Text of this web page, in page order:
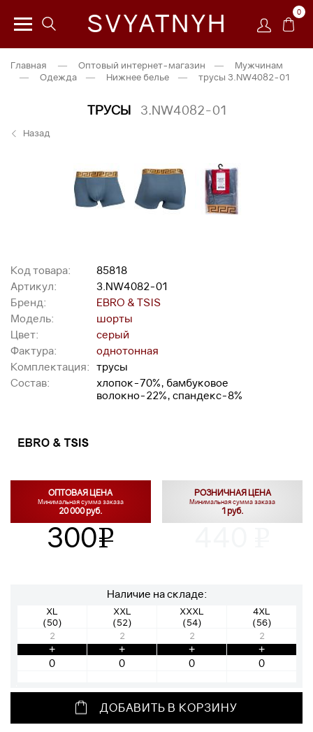
SVYATNYH 0
Главная — Оптовый интернет-магазин —
Мужчинам
—
Одежда — Нижнее белье — трусы 3.NW4082-01
ТРУСЫ 3.NW4082-01
Назад
Код товара:
85818
Артикул:
3.NW4082-01
Бренд:
EBRO & TSIS
Модель:
шорты
Цвет:
серый
Фактура:
однотонная
Комплектация:
трусы
Состав:
хлопок-70%, бамбуковое
волокно-22%, спандекс-8%
ОПТОВАЯ ЦЕНА
Минимальная сумма заказа
20 000 руб.
300v
РОЗНИЧНАЯ ЦЕНА
Минимальная сумма заказа
1 руб.
Наличие на складе:
XL
(50)
XXL
(52)
XXXL
(54)
4XL
(56)
2
+
2
+
2
+
2
+
ДОБАВИТЬ В КОРЗИНУ